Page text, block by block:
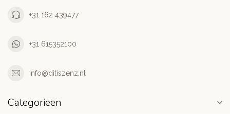
+31 162 439477
+31 615352100
info@ditiszenz.nl
Categorieën